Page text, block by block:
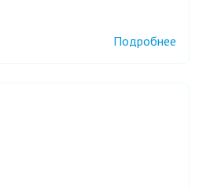
Подробнее